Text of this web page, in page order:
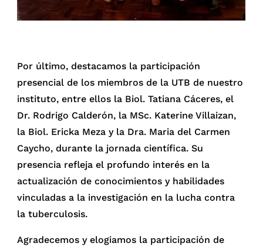
Por último, destacamos la participación
presencial de los miembros de la UTB de nuestro
instituto, entre ellos la Biol. Tatiana Cáceres, el
Dr. Rodrigo Calderón, la MSc. Katerine Villaizan,
la Biol. Ericka Meza y la Dra. Maria del Carmen
Caycho, durante la jornada científica. Su
presencia refleja el profundo interés en la
actualización de conocimientos y habilidades
vinculadas a la investigación en la lucha contra
la tuberculosis.
Agradecemos y elogiamos la participación de